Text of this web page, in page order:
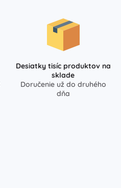
Desiatky tisíc produktov na
sklade
Doručenie už do druhého
dňa